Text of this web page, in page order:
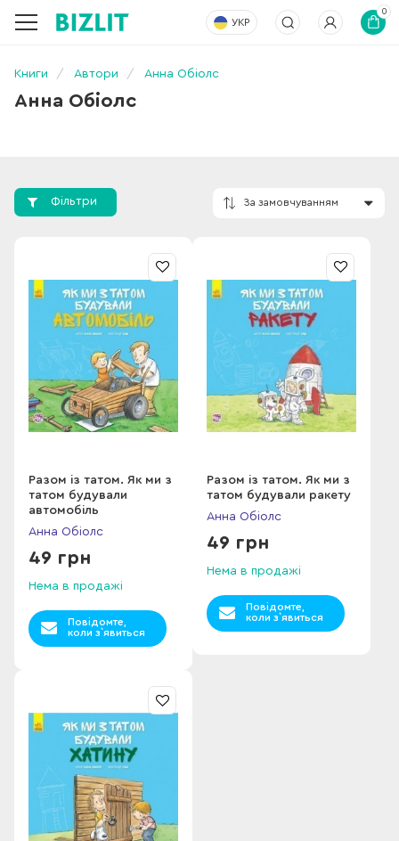
УКР
0
Книги Автори Анна Обіолс
Анна Обіолс
Фільтри
Разом із татом. Як ми з
татом будували
автомобіль
Анна Обіолс
49 грн
Нема в продажі
Повідомте,
коли з`явиться
Разом із татом. Як ми з
татом будували ракету
Анна Обіолс
49 грн
Нема в продажі
Повідомте,
коли з`явиться